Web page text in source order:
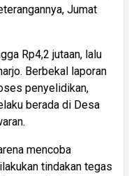
Jumat
Rp4,2 jutaan, lalu
Berbekal laporan
penyelidikan,
berada di Desa
mencoba
tindakan tegas